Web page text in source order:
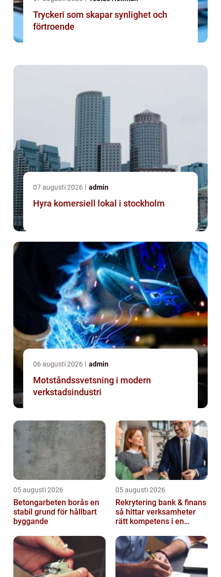
Tryckeri som skapar synlighet och
förtroende
07 augusti 2026 admin
Hyra komersiell lokal i stockholm
06 augusti 2026 admin
Motståndssvetsning i modern
verkstadsindustri
05 augusti 2026
Betongarbeten borås en
stabil grund för hållbart
byggande
05 augusti 2026
Rekrytering bank & finans
så hittar verksamheter
rätt kompetens i en